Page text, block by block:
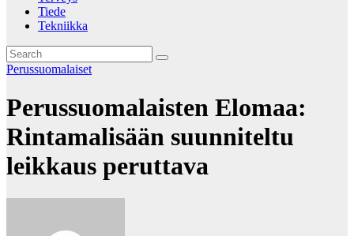
Tiede
Tekniikka
Perussuomalaiset
Perussuomalaisten Elomaa:
Rintamalisään suunniteltu
leikkaus peruttava